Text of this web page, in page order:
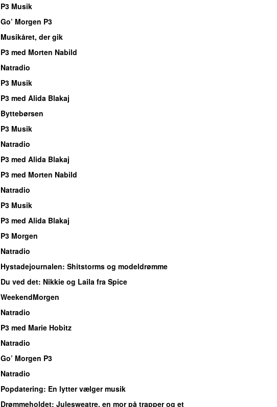
P3 Musik
Go’ Morgen P3
Musikåret, der gik
P3 med Morten Nabild
Natradio
P3 Musik
P3 med Alida Blakaj
Byttebørsen
P3 Musik
Natradio
P3 med Alida Blakaj
P3 med Morten Nabild
Natradio
P3 Musik
P3 med Alida Blakaj
P3 Morgen
Natradio
Hystadejournalen: Shitstorms og modeldrømme
Du ved det: Nikkie og Laila fra Spice
WeekendMorgen
Natradio
P3 med Marie Hobitz
Natradio
Go’ Morgen P3
Natradio
Popdatering: En lytter vælger musik
Drømmeholdet: Julesweatre, en mor på trapper og et